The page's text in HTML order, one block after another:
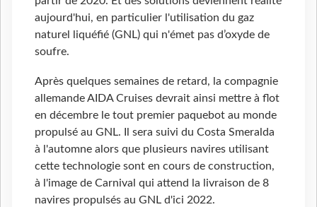
aujourd'hui, en particulier l'utilisation du gaz
naturel liquéfié (GNL) qui n'émet pas d’oxyde de
soufre.
Après quelques semaines de retard, la compagnie
allemande AIDA Cruises devrait ainsi mettre à flot
en décembre le tout premier paquebot au monde
propulsé au GNL. Il sera suivi du Costa Smeralda
à l'automne alors que plusieurs navires utilisant
cette technologie sont en cours de construction,
à l'image de Carnival qui attend la livraison de 8
navires propulsés au GNL d'ici 2022.